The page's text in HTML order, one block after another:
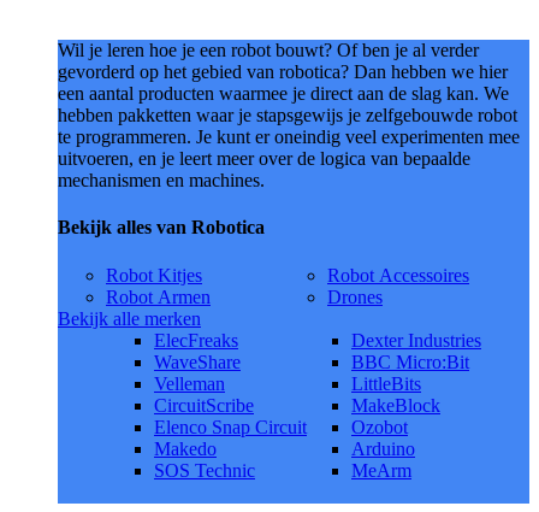
Wil je leren hoe je een robot bouwt? Of ben je al verder
gevorderd op het gebied van robotica? Dan hebben we hier
een aantal producten waarmee je direct aan de slag kan. We
hebben pakketten waar je stapsgewijs je zelfgebouwde robot
te programmeren. Je kunt er oneindig veel experimenten mee
uitvoeren, en je leert meer over de logica van bepaalde
mechanismen en machines.
Bekijk alles van Robotica
Robot Kitjes
Robot Armen
Robot Accessoires
Drones
Bekijk alle merken
ElecFreaks
WaveShare
Velleman
CircuitScribe
Elenco Snap Circuit
Makedo
SOS Technic
Dexter Industries
BBC Micro:Bit
LittleBits
MakeBlock
Ozobot
Arduino
MeArm